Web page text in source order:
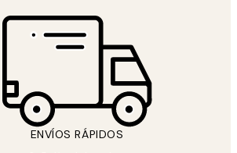
ENVÍOS RÁPIDOS